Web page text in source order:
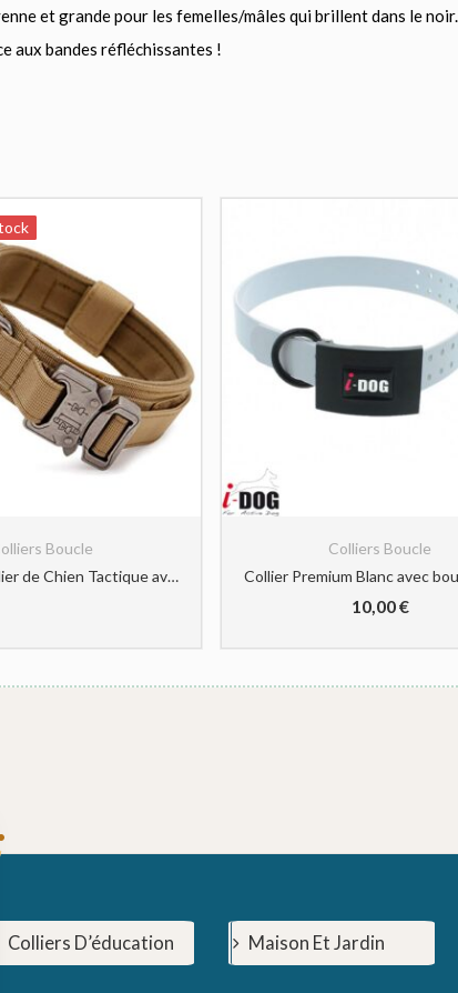
et grande pour les femelles/mâles qui brillent dans le
aux bandes réfléchissantes !
Boucle
HUNTVP Collier de Chien Tactique avec Poignée de Commande Collier Réglable Militaire en Nylon, Boucle en Métal, Rembourré pour Chiens de Taille Moyenne, Entraînement de Chasse/Extérieur (Marron-M)
Colliers Boucle
10,00€
Colliers D’éducation Maison Et Jardin